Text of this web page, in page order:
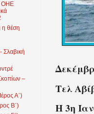
Τελ
Η 3η
ΟΗΕ
η θέση
Σλαβική
–
Α΄)
Β΄)